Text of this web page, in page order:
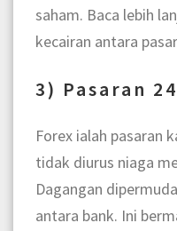
saham. Baca lebih
kecairan antara
3) Pasaran
Forex ialah pasaran
tidak diurus niaga
Dagangan
antara bank. Ini